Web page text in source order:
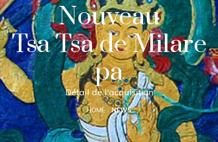
Nouveau
Tsa Tsa de Milare
pa
Détail de l'acquisition
HOME NEW5